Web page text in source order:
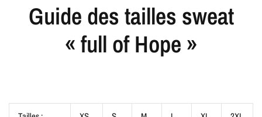
Guide des tailles sweat
« full of Hope »